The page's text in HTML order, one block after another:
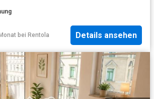
bei Rentola Details ansehen